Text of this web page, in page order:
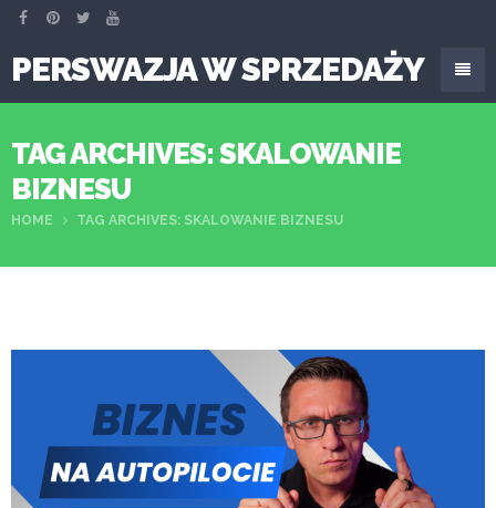
PERSWAZJA W SPRZEDAŻY
TAG ARCHIVES: SKALOWANIE
BIZNESU
HOME TAG ARCHIVES: SKALOWANIE BIZNESU